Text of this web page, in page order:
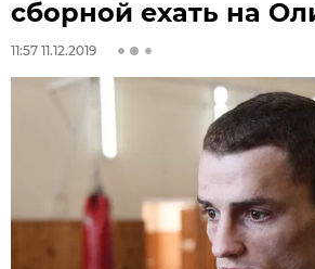
сборной ехать на
11:57 11.12.2019